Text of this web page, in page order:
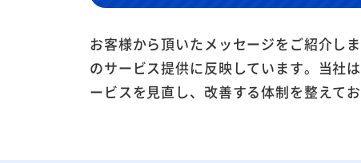
お客様から頂いたメッセージをご紹介し
のサービス提供に反映しています。当社
ービスを見直し、改善する体制を整えて